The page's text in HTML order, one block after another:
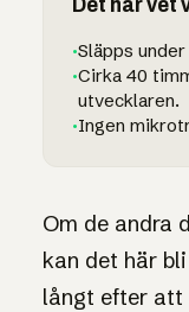
·Släpps
·Cirka 40
utvecklaren.
·Ingen
Om de andra
kan det här
långt efter att